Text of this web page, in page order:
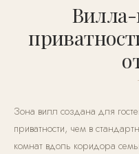
Зона вилл создана для
приватности, чем в
комнат вдоль коридора